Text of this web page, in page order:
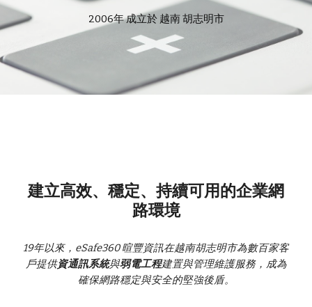
2006年 成立於 越南 胡志明市
建立高效、穩定、持續可用的企業網
路環境
19年以來，eSafe360 暄豐資訊在越南胡志明市為數百家客
戶提供資通訊系統與弱電工程建置與管理維護服務，成為
確保網路穩定與安全的堅強後盾。